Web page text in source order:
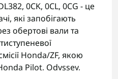
0CK, 0CL, 0CG - це
які запобігають
обертові вали та
Honda/ZF, якою
Pilot, Odyssey,